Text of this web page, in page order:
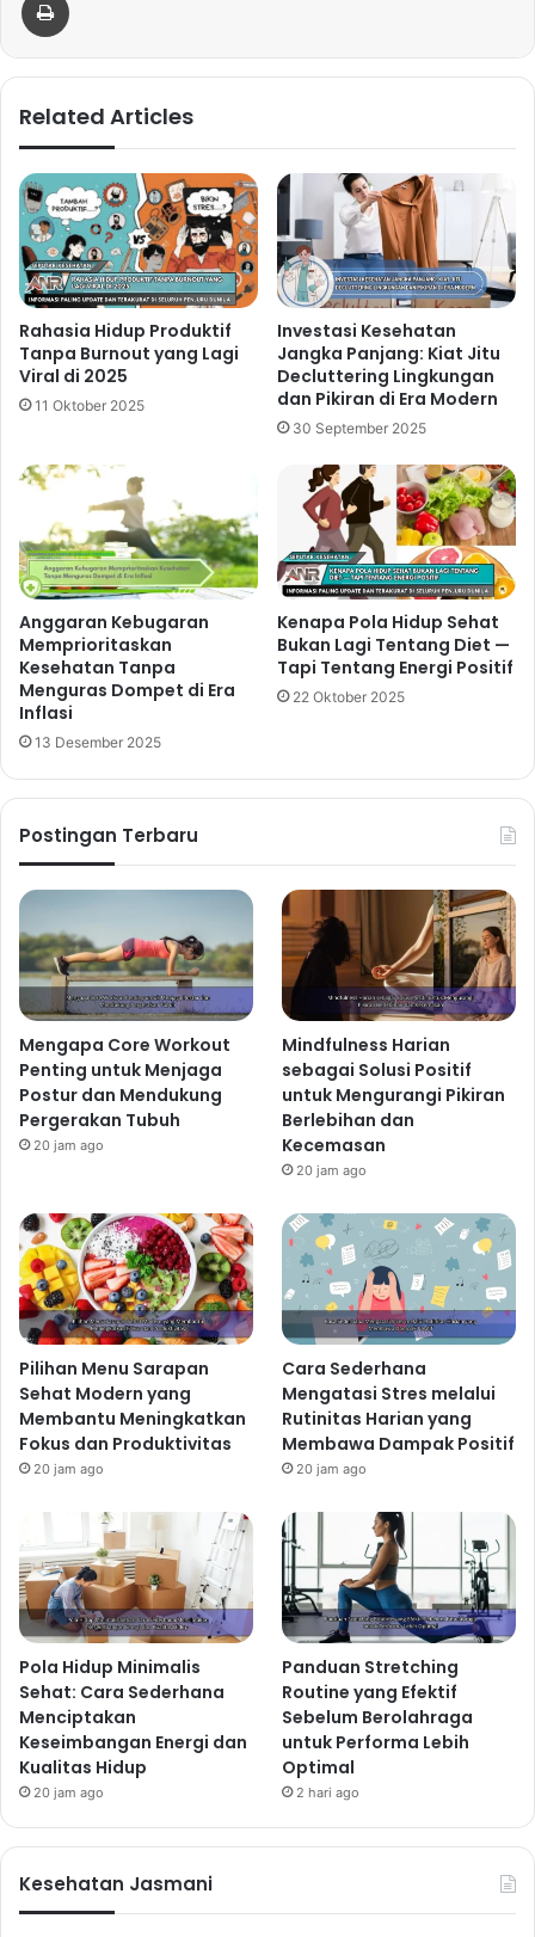
Related Articles
Rahasia Hidup Produktif
Tanpa Burnout yang Lagi
Viral di 2025
11 Oktober 2025
Investasi Kesehatan
Jangka Panjang: Kiat Jitu
Decluttering Lingkungan
dan Pikiran di Era Modern
30 September 2025
Anggaran Kebugaran
Memprioritaskan
Kesehatan Tanpa
Menguras Dompet di Era
Inflasi
13 Desember 2025
Kenapa Pola Hidup Sehat
Bukan Lagi Tentang Diet —
Tapi Tentang Energi Positif
22 Oktober 2025
Postingan Terbaru
Mengapa Core Workout
Penting untuk Menjaga
Postur dan Mendukung
Pergerakan Tubuh
20 jam ago
Mindfulness Harian
sebagai Solusi Positif
untuk Mengurangi Pikiran
Berlebihan dan
Kecemasan
20 jam ago
Pilihan Menu Sarapan
Sehat Modern yang
Membantu Meningkatkan
Fokus dan Produktivitas
20 jam ago
Cara Sederhana
Mengatasi Stres melalui
Rutinitas Harian yang
Membawa Dampak Positif
20 jam ago
Pola Hidup Minimalis
Sehat: Cara Sederhana
Menciptakan
Keseimbangan Energi dan
Kualitas Hidup
20 jam ago
Panduan Stretching
Routine yang Efektif
Sebelum Berolahraga
untuk Performa Lebih
Optimal
2 hari ago
Kesehatan Jasmani